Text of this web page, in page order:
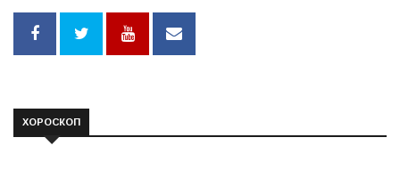
ХОРОСКОП